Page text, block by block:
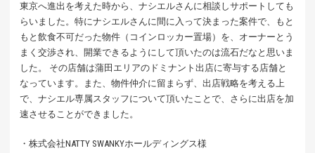
東京へ進出を考えた時から、ナシエルさんに相談しサポートしても
らいました。特にナシエルさんに間に入って決まった案件で、もと
もと飲食不可だった物件（コインロッカー置場）を、オーナーとう
まく交渉され、開業できるようにして頂いたのは流石だなと思いま
した。 その店舗は蒲田エリアのドミナント出店に寄与する店舗と
なっています。また、物件仲介に留まらず、出店戦略を考える上
で、ナシエル専属スタッフについて頂いたことで、さらに出店を加
速させることができました。
・株式会社NATTY SWANKYホールディングス様